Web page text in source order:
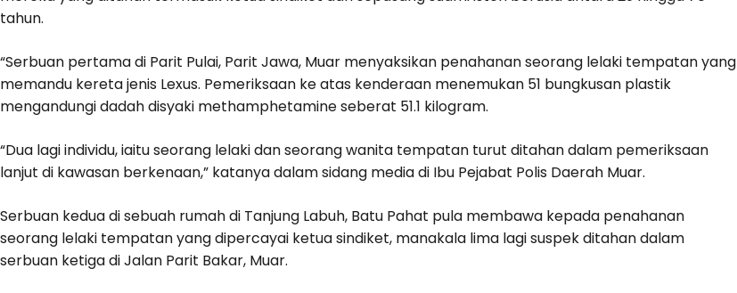
tahun.
“Serbuan pertama di Parit Pulai, Parit Jawa, Muar menyaksikan penahanan seorang lelaki tempatan yang
memandu kereta jenis Lexus. Pemeriksaan ke atas kenderaan menemukan 51 bungkusan plastik
mengandungi dadah disyaki methamphetamine seberat 51.1 kilogram.
“Dua lagi individu, iaitu seorang lelaki dan seorang wanita tempatan turut ditahan dalam pemeriksaan
lanjut di kawasan berkenaan,” katanya dalam sidang media di Ibu Pejabat Polis Daerah Muar.
Serbuan kedua di sebuah rumah di Tanjung Labuh, Batu Pahat pula membawa kepada penahanan
seorang lelaki tempatan yang dipercayai ketua sindiket, manakala lima lagi suspek ditahan dalam
serbuan ketiga di Jalan Parit Bakar, Muar.